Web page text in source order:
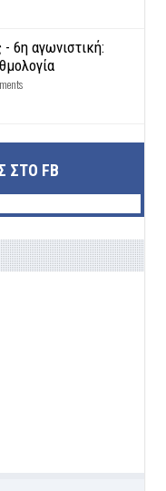
6η αγωνιστική:
ΣΤΟ FB